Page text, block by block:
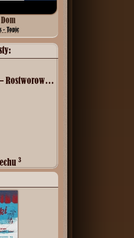
- Topic
Marsz odbudowy (Arct – Rostworowski)
3